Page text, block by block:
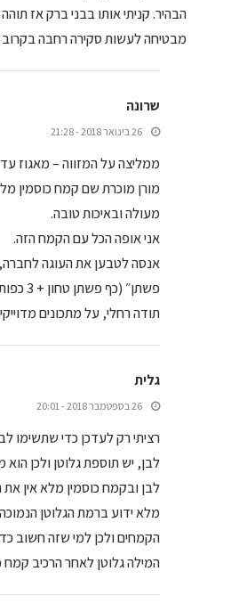
הבהיר. קניתי אותו בבני ברק אז
מבטיחה לעשות סקירה רחבה
שרונה
26 בינואר 2018 - 21:28
ממליצה על המזווה – מאגוז
מורן מוכרת שם קמח כוסמין
מעולה ובאיכות טובה.
אני אופה הכל עם הקמח הזה.
אנסה לטבען את העוגה
פשתן״ (כף פשתן טחון + 3 כפות מים).
תודה רחלי, על מתכונים
גלית
26 בספטמבר 2018 - 20:01
רציתי רק לעדכן כדי שתשימו
לבן, יש תוספת גלוטן ולכן
לבן ובקמח כוסמין מלא אין
מלא ידוע ברמת הגלוטן
הקמחים ולכן למי שזה חשוב
המילה גלוטן לאחר הרכיב קמח